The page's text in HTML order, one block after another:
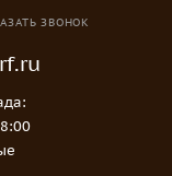
ЗВОНОК